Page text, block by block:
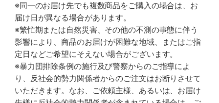
※同一のお届け先でも複数商品をご購入の場合は、お
届け日が異なる場合があります。
※繁忙期または自然災害、その他の不測の事態に伴う
影響により、商品のお届けが困難な地域、またはご指
定日などご希望にそえない場合がございます。
※暴力団排除条例の施行及び警察からのご指導によ
り、反社会的勢力関係者からのご注文はお断りさせて
いただきます。なお、ご依頼主様、あるいは、お届け